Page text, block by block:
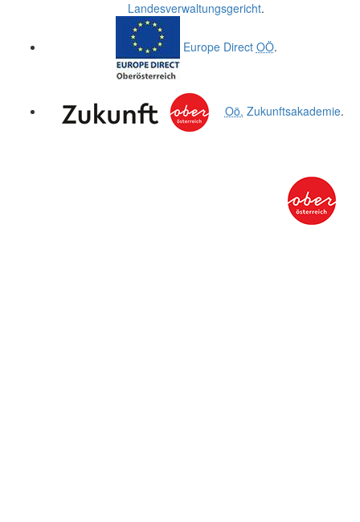
Landesverwaltungsgericht.
Europe Direct OÖ.
Oö. Zukunftsakademie.